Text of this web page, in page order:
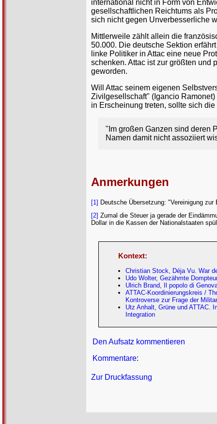
international nicht in Form von
gesellschaftlichen Reichtums als
sich nicht gegen Unverbesserliche
Mittlerweile zählt allein die
50.000. Die deutsche Sektion
linke Politiker in Attac eine neue
schenken. Attac ist zur größten und
geworden.
Will Attac seinem eigenen
Zivilgesellschaft" (Igancio
in Erscheinung treten, sollte sich
"Im großen Ganzen sind deren
Namen damit nicht assoziiert
Anmerkungen
[1] Deutsche Übersetzung: "Vereinigung
[2] Zumal die Steuer ja gerade der
Dollar in die Kassen der Nationalstaaten
Kontext:
Christian Stock, Déja Vu. War
Udo Wolter, Gezähmte
Ulrich Brand, Il popolo di
ATTAC-Koordinierungskreis /
Kontroverse zur Frage der
Utz Anhalt, Grüne und ATTAC.
Integration
Den Aufsatz kommentieren
Kommentare:
Zur Druckfassung